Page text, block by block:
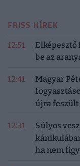
FRISS HÍREK
12:51
be az
12:41
Magyar
újra
12:31
Súlyos
ha nem